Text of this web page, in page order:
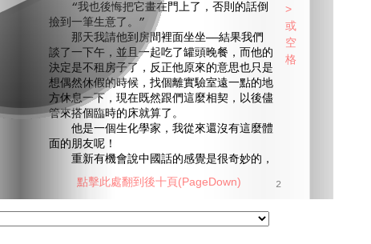
“我也後悔把它畫在門上了，否則的話倒
撿到一筆生意了。”
那天我請他到房間裡面坐坐——結果我們
談了一下午，並且一起吃了罐頭晚餐，而他的
決定是不租房子了，反正他原來的意思也只是
想偶然休假的時候，找個離實驗室遠一點的地
方休息一下，現在既然跟們這麼相契，以後儘
管來搭個臨時的床就算了。
他是一個生化學家，我從來還沒有這麼體
面的朋友呢！
重新有機會說中國話的感覺是很奇妙的，
2
點擊此處翻到後十頁(PageDown)
>
或
空
格